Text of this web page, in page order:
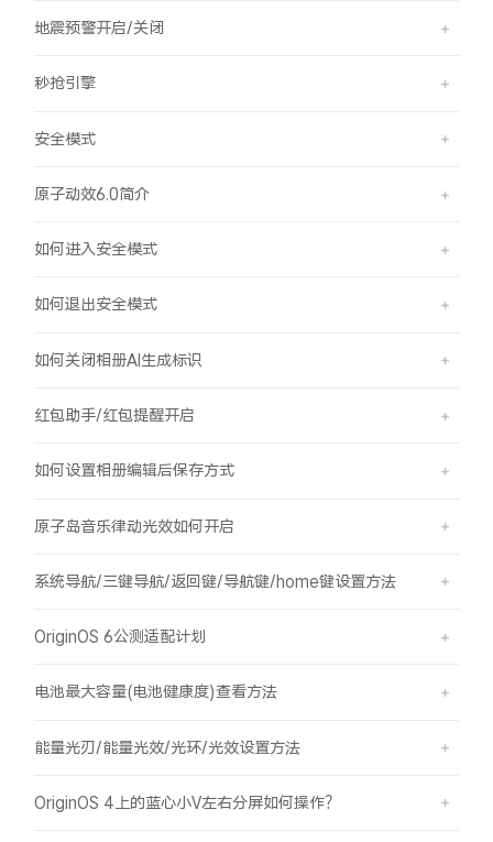
地震预警开启/关闭
秒抢引擎
安全模式
原子动效6.0简介
如何进入安全模式
如何退出安全模式
如何关闭相册AI生成标识
红包助手/红包提醒开启
如何设置相册编辑后保存方式
原子岛音乐律动光效如何开启
系统导航/三键导航/返回键/导航键/home键设置方法
OriginOS 6公测适配计划
电池最大容量(电池健康度)查看方法
能量光刃/能量光效/光环/光效设置方法
OriginOS 4上的蓝心小V左右分屏如何操作？